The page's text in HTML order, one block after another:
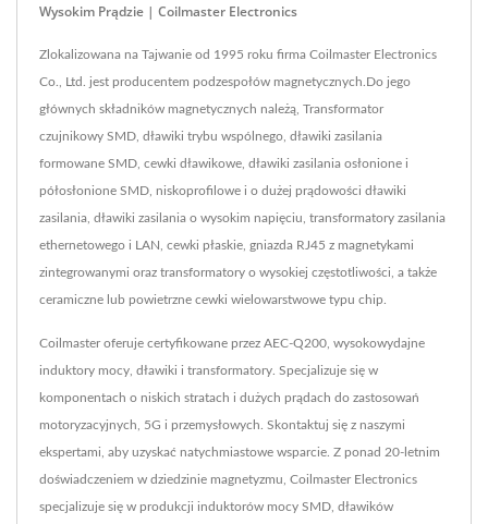
Wysokim Prądzie | Coilmaster Electronics
Zlokalizowana na Tajwanie od 1995 roku firma Coilmaster Electronics
Co., Ltd. jest producentem podzespołów magnetycznych.Do jego
głównych składników magnetycznych należą, Transformator
czujnikowy SMD, dławiki trybu wspólnego, dławiki zasilania
formowane SMD, cewki dławikowe, dławiki zasilania osłonione i
półosłonione SMD, niskoprofilowe i o dużej prądowości dławiki
zasilania, dławiki zasilania o wysokim napięciu, transformatory zasilania
ethernetowego i LAN, cewki płaskie, gniazda RJ45 z magnetykami
zintegrowanymi oraz transformatory o wysokiej częstotliwości, a także
ceramiczne lub powietrzne cewki wielowarstwowe typu chip.
Coilmaster oferuje certyfikowane przez AEC-Q200, wysokowydajne
induktory mocy, dławiki i transformatory. Specjalizuje się w
komponentach o niskich stratach i dużych prądach do zastosowań
motoryzacyjnych, 5G i przemysłowych. Skontaktuj się z naszymi
ekspertami, aby uzyskać natychmiastowe wsparcie. Z ponad 20-letnim
doświadczeniem w dziedzinie magnetyzmu, Coilmaster Electronics
specjalizuje się w produkcji induktorów mocy SMD, dławików